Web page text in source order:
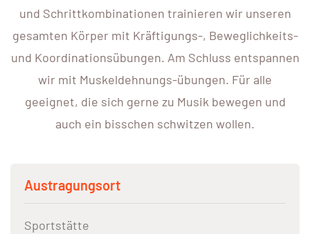
und Schrittkombinationen trainieren wir unseren
gesamten Körper mit Kräftigungs-, Beweglichkeits-
und Koordinationsübungen. Am Schluss entspannen
wir mit Muskeldehnungs-übungen. Für alle
geeignet, die sich gerne zu Musik bewegen und
auch ein bisschen schwitzen wollen.
Austragungsort
Sportstätte